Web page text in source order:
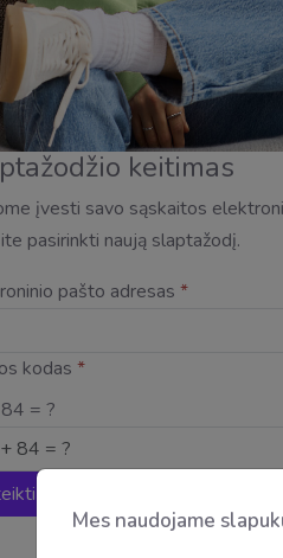
keitimas
įvesti savo sąskaitos
pasirinkti naują slaptažodį.
pašto adresas *
kodas *
= ?
Mes naudojame